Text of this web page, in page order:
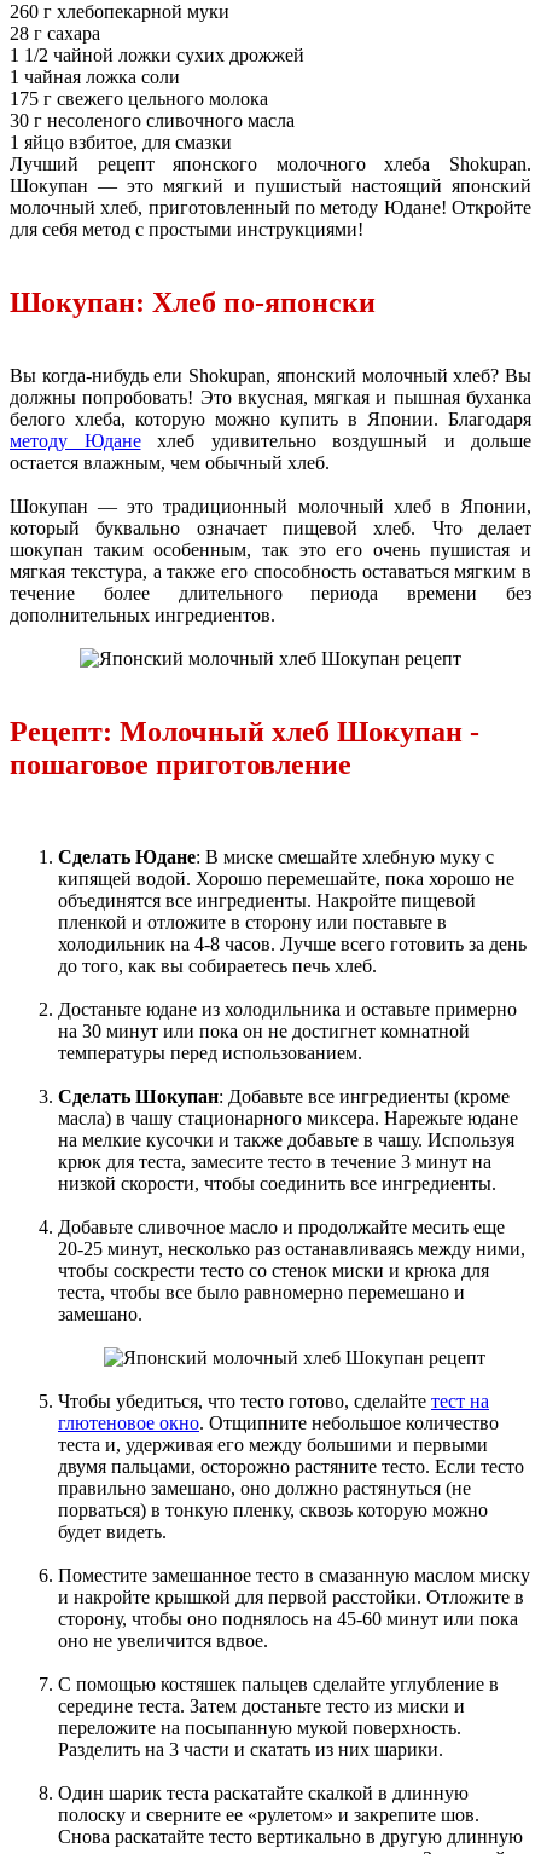
260 г хлебопекарной муки
28 г сахара
1 1/2 чайной ложки сухих дрожжей
1 чайная ложка соли
175 г свежего цельного молока
30 г несоленого сливочного масла
1 яйцо взбитое, для смазки
Лучший рецепт японского молочного хлеба Shokupan.
Шокупан — это мягкий и пушистый настоящий японский
молочный хлеб, приготовленный по методу Юдане! Откройте
для себя метод с простыми инструкциями!
Шокупан: Хлеб по-японски
Вы когда-нибудь ели Shokupan, японский молочный хлеб? Вы
должны попробовать! Это вкусная, мягкая и пышная буханка
белого хлеба, которую можно купить в Японии. Благодаря
методу Юданехлеб удивительно воздушный и дольше
остается влажным, чем обычный хлеб.
Шокупан — это традиционный молочный хлеб в Японии,
который буквально означает пищевой хлеб. Что делает
шокупан таким особенным, так это его очень пушистая и
мягкая текстура, а также его способность оставаться мягким в
течение более длительного периода времени без
дополнительных ингредиентов.
Рецепт: Молочный хлеб Шокупан -
пошаговое приготовление
Сделать Юдане: В миске смешайте хлебную муку с
кипящей водой. Хорошо перемешайте, пока хорошо не
объединятся все ингредиенты. Накройте пищевой
пленкой и отложите в сторону или поставьте в
холодильник на 4-8 часов. Лучше всего готовить за день
до того, как вы собираетесь печь хлеб.
Достаньте юдане из холодильника и оставьте примерно
на 30 минут или пока он не достигнет комнатной
температуры перед использованием.
Сделать Шокупан: Добавьте все ингредиенты (кроме
масла) в чашу стационарного миксера. Нарежьте юдане
на мелкие кусочки и также добавьте в чашу. Используя
крюк для теста, замесите тесто в течение 3 минут на
низкой скорости, чтобы соединить все ингредиенты.
Добавьте сливочное масло и продолжайте месить еще
20-25 минут, несколько раз останавливаясь между ними,
чтобы соскрести тесто со стенок миски и крюка для
теста, чтобы все было равномерно перемешано и
замешано.
Чтобы убедиться, что тесто готово, сделайте тест на
глютеновое окно. Отщипните небольшое количество
теста и, удерживая его между большими и первыми
двумя пальцами, осторожно растяните тесто. Если тесто
правильно замешано, оно должно растянуться (не
порваться) в тонкую пленку, сквозь которую можно
будет видеть.
Поместите замешанное тесто в смазанную маслом миску
и накройте крышкой для первой расстойки. Отложите в
сторону, чтобы оно поднялось на 45-60 минут или пока
оно не увеличится вдвое.
С помощью костяшек пальцев сделайте углубление в
середине теста. Затем достаньте тесто из миски и
переложите на посыпанную мукой поверхность.
Разделить на 3 части и скатать из них шарики.
Один шарик теста раскатайте скалкой в ​​длинную
полоску и сверните ее «рулетом» и закрепите шов.
Снова раскатайте тесто вертикально в другую длинную